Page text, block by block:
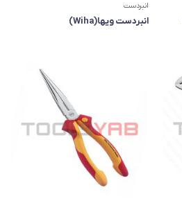
انبردست
انبردست ویها(Wiha)